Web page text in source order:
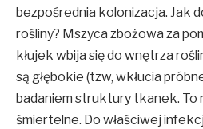
bezpośrednia kolonizacja. Jak
rośliny? Mszyca zbożowa za
kłujek wbija się do wnętrza
są głębokie (tzw, wkłucia
badaniem struktury tkanek. To
śmiertelne. Do właściwej